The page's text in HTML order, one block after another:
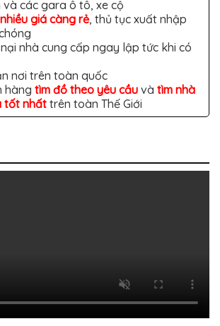
và các gara ô tô, xe cộ
giá càng rẻ, thủ tục xuất nhập
nhà cung cấp ngay lập tức khi có
nơi trên toàn quốc
hàng tìm đồ theo yêu cầu và tìm nhà
tốt nhấttrên toàn Thế Giới